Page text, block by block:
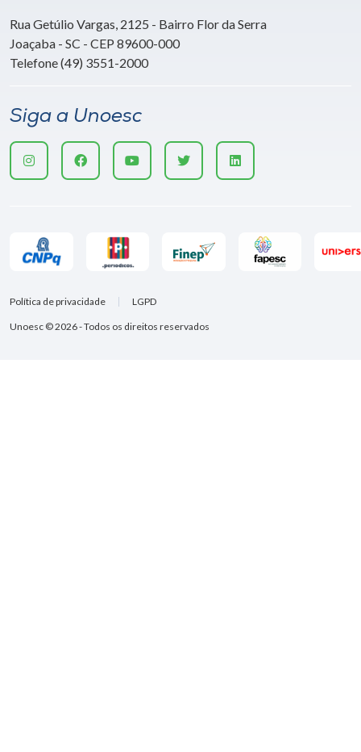
Rua Getúlio Vargas, 2125 - Bairro Flor da Serra
Joaçaba - SC - CEP 89600-000
Telefone (49) 3551-2000
Siga a Unoesc
Unoesc © 2026 - Todos os direitos reservados
Política de privacidade LGPD